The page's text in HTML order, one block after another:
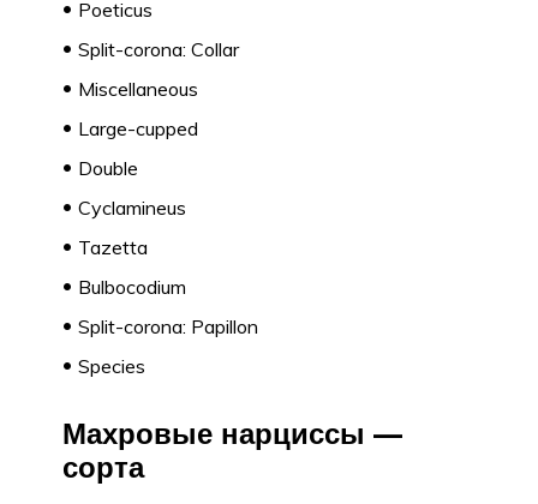
Poeticus
Split-corona: Collar
Miscellaneous
Large-cupped
Double
Cyclamineus
Tazetta
Bulbocodium
Split-corona: Papillon
Species
Махровые нарциссы —
сорта